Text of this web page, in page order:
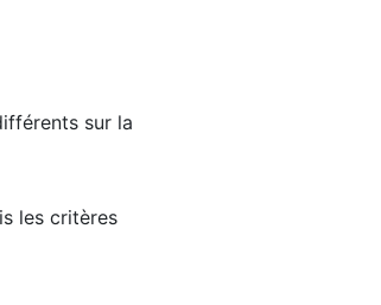
sur la
les critères